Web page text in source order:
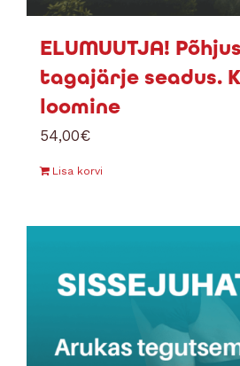
ELUMUUTJA!
tagajärje seadus.
loomine
54,00€
Lisa korvi